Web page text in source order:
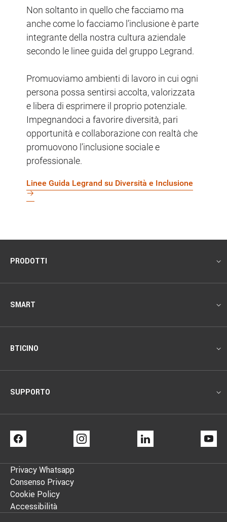
Non soltanto in quello che facciamo ma
anche come lo facciamo l’inclusione è parte
integrante della nostra cultura aziendale
secondo le linee guida del gruppo Legrand.
Promuoviamo ambienti di lavoro in cui ogni
persona possa sentirsi accolta, valorizzata
e libera di esprimere il proprio potenziale.
Impegnandoci a favorire diversità, pari
opportunità e collaborazione con realtà che
promuovono l’inclusione sociale e
professionale.
Linee Guida Legrand su Diversità e Inclusione
Footer
PRODOTTI
SMART
BTICINO
SUPPORTO
Footer
info
Privacy Whatsapp
Consenso Privacy
Cookie Policy
Accessibilità